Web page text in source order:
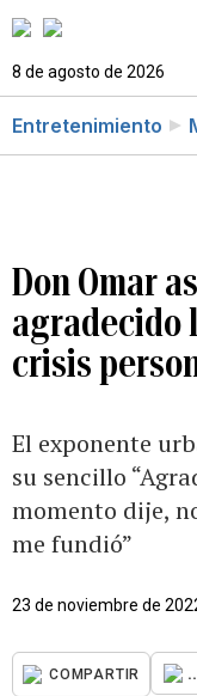
8 de agosto de 2026
Entretenimiento
Don Omar
agradecido
crisis
El exponente
su sencillo
momento dije,
me fundió”
23 de noviembre de
COMPARTIR